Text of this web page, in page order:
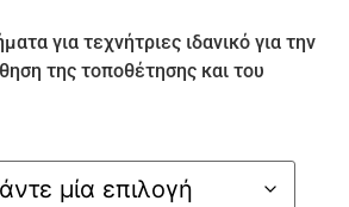
για τεχνήτριες ιδανικό για την
της τοποθέτησης και του